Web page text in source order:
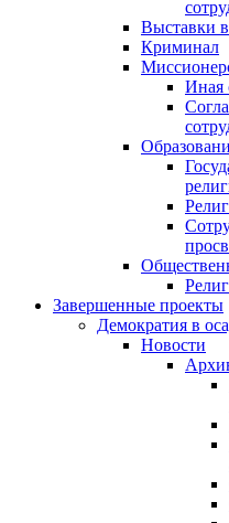
Выставки
Криминал
Иная
Завершенные проекты
Демократия в
Новости